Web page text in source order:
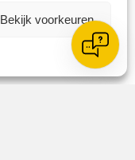
Bekijk voorkeuren